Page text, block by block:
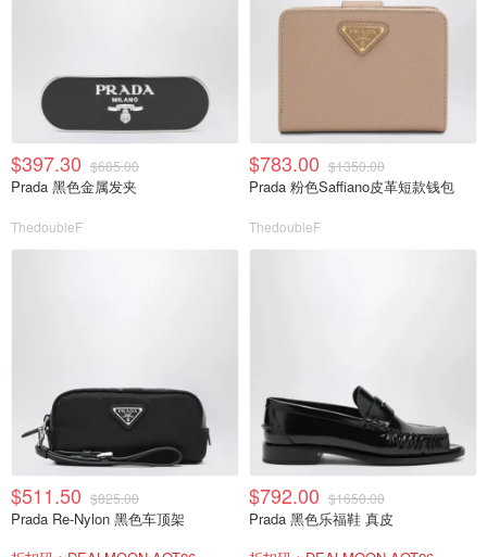
$397.30 $685.00
Prada 黑色金属发夹
ThedoubleF
$783.00 $1350.00
Prada 粉色Saffiano皮革短款钱包
ThedoubleF
$511.50 $825.00
Prada Re-Nylon 黑色车顶架
$792.00 $1650.00
Prada 黑色乐福鞋 真皮